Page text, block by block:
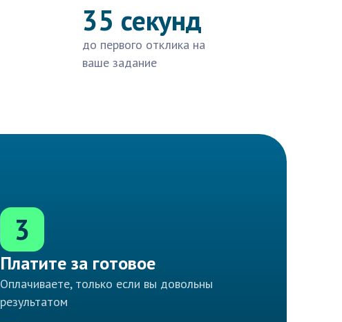
35 секунд
до первого отклика на
ваше задание
3
Платите за готовое
Оплачиваете, только если вы довольны
результатом